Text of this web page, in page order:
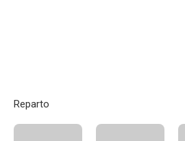
Reparto